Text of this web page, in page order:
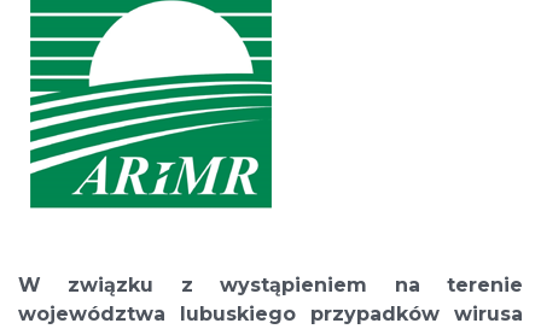
W związku z wystąpieniem na terenie
województwa lubuskiego przypadków wirusa